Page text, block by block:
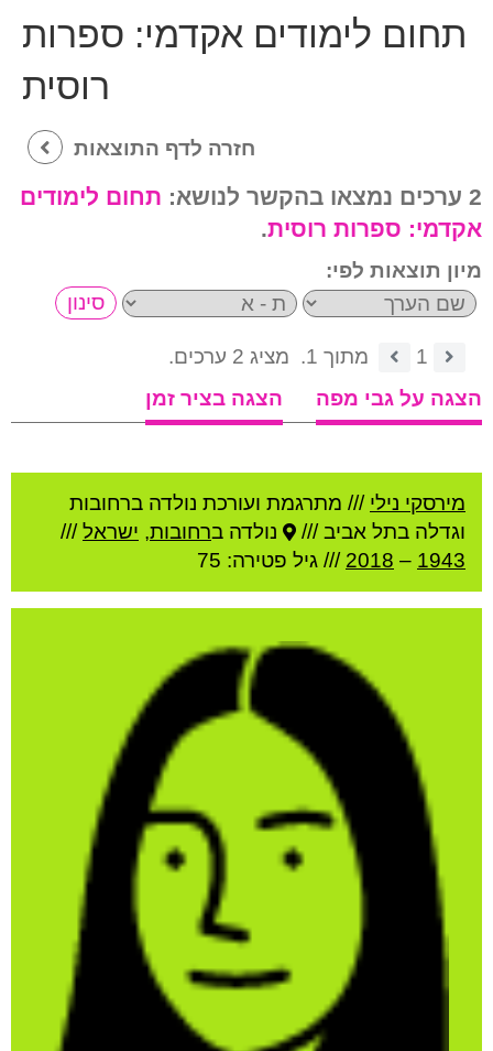
תחום לימודים אקדמי: ספרות
רוסית
חזרה לדף התוצאות
2 ערכים נמצאו בהקשר לנושא:
תחום לימודים
אקדמי: ספרות רוסית.
מיון תוצאות לפי:
1 מתוך 1.
מציג 2 ערכים.
הצגה על גבי מפה
הצגה בציר זמן
מירסקי נילי /// מתרגמת ועורכת נולדה ברחובות
וגדלה בתל אביב ///
נולדה ברחובות, ישראל///
1943
–
2018 /// גיל פטירה: 75